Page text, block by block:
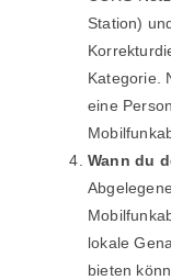
Station)
Kategorie.
eine
Wann du
lokale
bieten